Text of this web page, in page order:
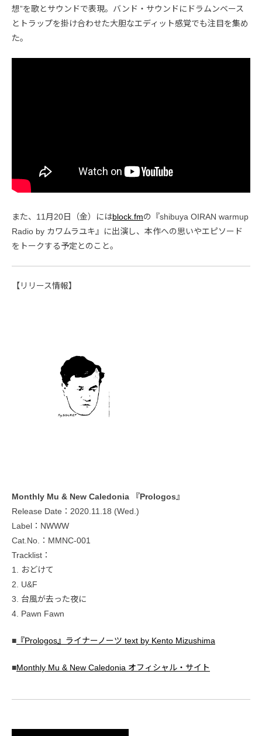
想”を歌とサウンドで表現。バンド・サウンドにドラムンベース
とトラップを掛け合わせた大胆なエディット感覚でも注目を集め
た。
また、11月20日（金）にはblock.fmの『shibuya OIRAN warmup
Radio by カワムラユキ』に出演し、本作への思いやエピソード
をトークする予定とのこと。
【リリース情報】
Monthly Mu & New Caledonia 『Prologos』
Release Date：2020.11.18 (Wed.)
Label：NWWW
Cat.No.：MMNC-001
Tracklist：
1. おどけて
2. U&F
3. 台風が去った夜に
4. Pawn Fawn
■ 『Prologos』ライナーノーツ text by Kento Mizushima
■Monthly Mu & New Caledonia オフィシャル・サイト